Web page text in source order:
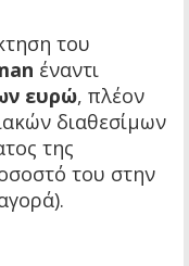
του
έναντι
ευρώ, πλέον
διαθεσίμων
της
του στην